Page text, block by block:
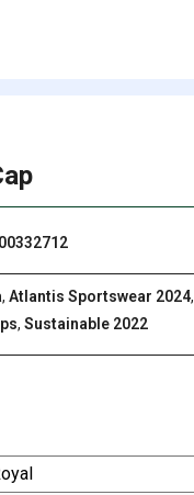
, Atlantis Sportswear 2024,
, Sustainable 2022